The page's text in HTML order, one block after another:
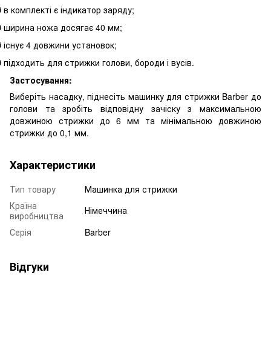
в комплекті є індикатор заряду;
ширина ножа досягає 40 мм;
існує 4 довжини установок;
підходить для стрижки голови, бороди і вусів.
Застосування:
Виберіть насадку, піднесіть машинку для стрижки Barber до
голови та зробіть відповідну зачіску з максимальною
довжиною стрижки до 6 мм та мінімальною довжиною
стрижки до 0,1 мм.
Характеристики
Тип товару
Машинка для стрижки
Країна
виробництва
Німеччина
Серія
Barber
Відгуки